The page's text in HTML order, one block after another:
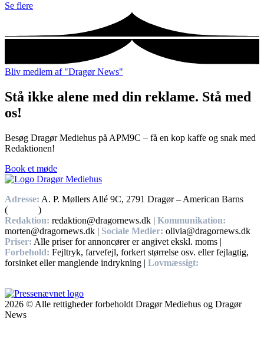
Se flere
Bliv medlem af "Dragør News"
Stå ikke alene med din reklame. Stå med
os!
Besøg Dragør Mediehus på APM9C – få en kop kaffe og snak med
Redaktionen!
Book et møde
Adresse: A. P. Møllers Allé 9C, 2791 Dragør – American Barns
(
)
Redaktion: redaktion@dragornews.dk | Kommunikation:
morten@dragornews.dk | Sociale Medier: olivia@dragornews.dk
Priser: Alle priser for annoncører er angivet ekskl. moms |
Forbehold: Fejltryk, farvefejl, forkert størrelse osv. eller fejlagtig,
forsinket eller manglende indrykning | Lovmæssigt:
2026 © Alle rettigheder forbeholdt Dragør Mediehus og Dragør
News